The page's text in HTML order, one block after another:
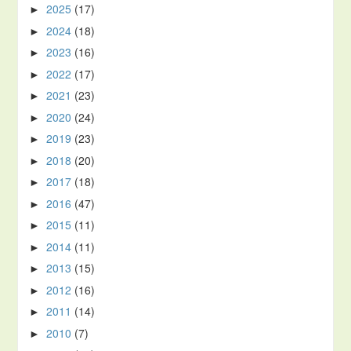
►2025 (17)
►2024 (18)
►2023 (16)
►2022 (17)
►2021 (23)
►2020 (24)
►2019 (23)
►2018 (20)
►2017 (18)
►2016 (47)
►2015 (11)
►2014 (11)
►2013 (15)
►2012 (16)
►2011 (14)
►2010 (7)